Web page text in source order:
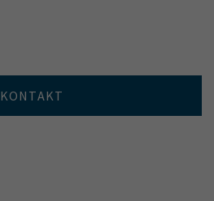
KONTAKT